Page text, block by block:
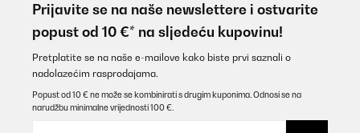
Amazon-Benutzer
POTVRĐENI PREGLED
Prijavite se na naše newslettere i ostvarite
popust od 10 €* na sljedeću kupovinu!
Pretplatite se na naše e-mailove kako biste prvi saznali o
nadolazećim rasprodajama.
Popust od 10 € ne može se kombinirati s drugim kuponima. Odnosi se na
narudžbu minimalne vrijednosti 100 €.